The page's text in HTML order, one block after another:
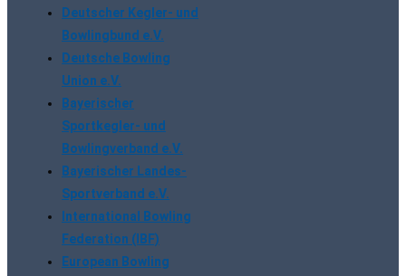
Deutscher Kegler- und
Bowlingbund e.V.
Deutsche Bowling
Union e.V.
Bayerischer
Sportkegler- und
Bowlingverband e.V.
Bayerischer Landes-
Sportverband e.V.
International Bowling
Federation (IBF)
European Bowling